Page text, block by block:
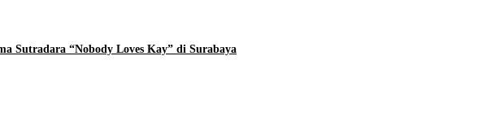
Sutradara “Nobody Loves Kay” di Surabaya